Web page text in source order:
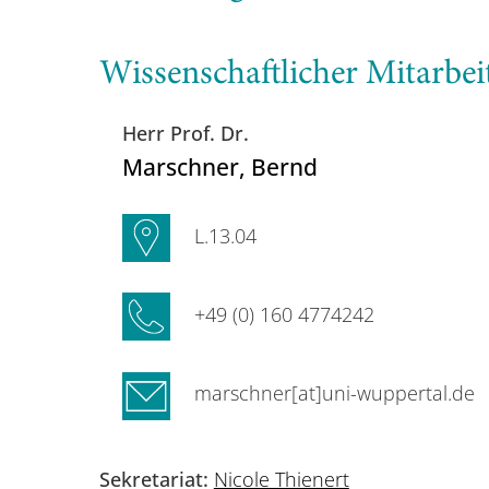
Wissenschaftlicher
Herr Prof. Dr.
Marschner, Bernd
L.13.04
+49 (0) 160 4774242
marschner[at]uni-wuppertal.de
Sekretariat: Nicole Thienert